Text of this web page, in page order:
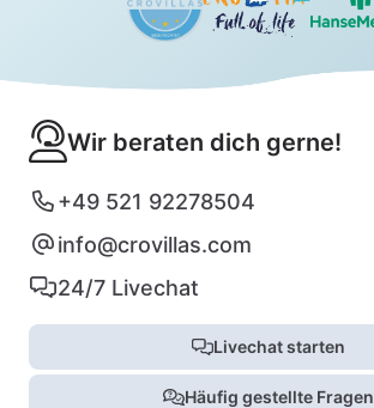
Wir beraten dich gerne!
+49 521 92278504
info@crovillas.com
24/7 Livechat
Livechat starten
Häufig gestellte Fragen